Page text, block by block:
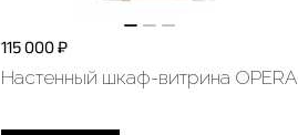
115 000 ₽
Настенный шкаф-витрина OPERA